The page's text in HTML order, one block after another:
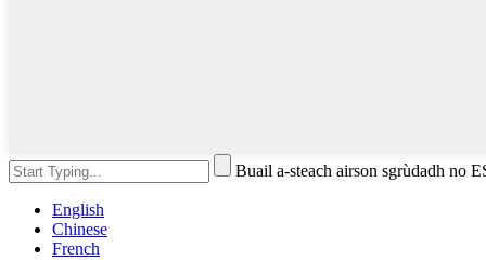
Buail a-steach airson sgrùdadh no
English
Chinese
French